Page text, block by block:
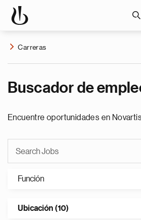
Carreras
Buscador de
Encuentre oportunidades en
Función
Ubicación (10)